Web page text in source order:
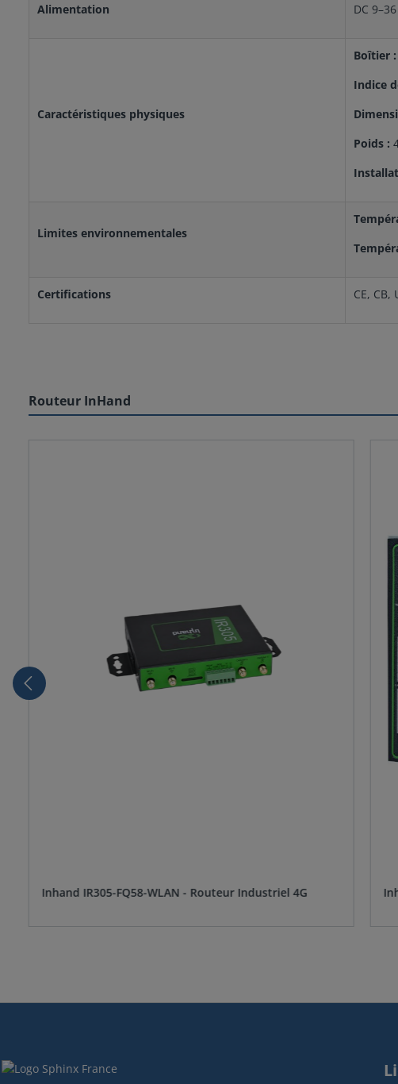
Alimentation DC
Caractéristiques physiques
Boîtier :
Indice
Poids :
Limites environnementales
Certifications CE, CB,
Routeur InHand
Inhand IR305-FQ58-WLAN - Routeur Industriel 4G